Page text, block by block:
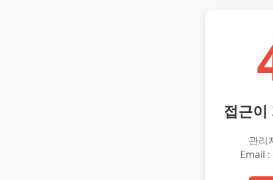
접근이
관리
Email